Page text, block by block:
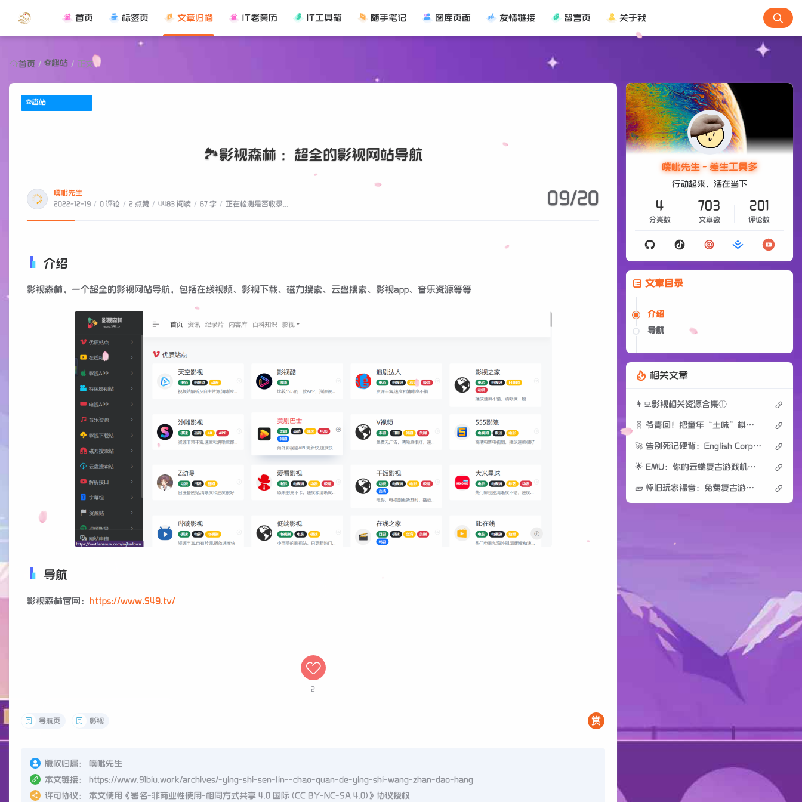
首页 标签页 文章归档 IT老黄历 IT工具箱 随手笔记 图库页面 友情链接 留言页 关于我
首页 / ⚽趣站 / 正文
⚽趣站
🏞影视森林 ：超全的影视网站导航
噗呲先生
2022-12-19 / 0 评论 / 2 点赞 / 4483 阅读 / 67 字 / 正在检测是否收录... 09/20
介绍
影视森林，一个超全的影视网站导航，包括在线视频、影视下载、磁力搜索、云盘搜索、影视app、音乐资源等等
导航
影视森林官网： https://www.549.tv/
2
导航页 影视
版权归属：
噗呲先生
本文链接：
https://www.91biu.work/archives/-ying-shi-sen-lin--chao-quan-de-ying-shi-wang-zhan-dao-hang
许可协议：
本文使用《署名-非商业性使用-相同方式共享 4.0 国际 (CC BY-NC-SA 4.0)》协议授权
噗呲先生 - 差生工具多
行动起来，活在当下
4
分类数
703
文章数
201
评论数
文章目录
介绍
导航
相关文章
👩‍💻影视相关资源合集①
🧬 爷青回！把童年“土味”棋类搬进代码，这波复古很硬核
🚀 告别死记硬背：English Corpus 助你重塑英语真题阅读底座
🌟 EMU：你的云端复古游戏机，免费在线即玩！
🧱 怀旧玩家福音：免费复古游戏 ROM 宝库，重温经典时光